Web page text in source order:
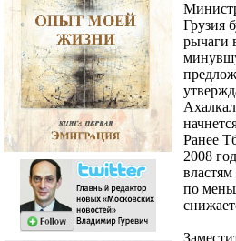
Грузия
рычаги
Ранее
2008
по